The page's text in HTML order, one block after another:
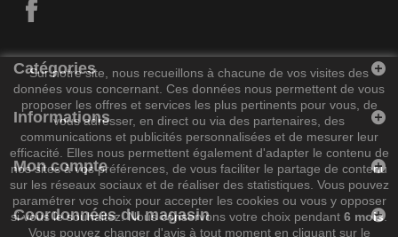
Catégories
Informations
Mon compte
Coordonnées du magasin
Sur notre site, nous recueillons à chacune de vos visites des
données vous concernant. Ces données nous permettent de vous
proposer les offres et services les plus pertinents pour vous, de
vous adresser, en direct ou via des partenaires, des
communications et publicités personnalisées et de mesurer leur
efficacité. Elles nous permettent également d'adapter le contenu de
nos sites à vos préférences, de vous faciliter le partage de contenu
sur les réseaux sociaux et de réaliser des statistiques. Vous pouvez
paramétrer vos choix pour accepter les cookies ou vous y opposer
si vous le souhaitez. Nous conservons votre choix pendant 6 mois.
Vous pouvez changer d'avis à tout moment en cliquant sur le